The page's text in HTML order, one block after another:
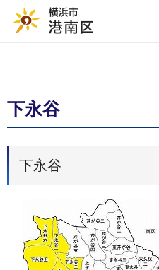
下永谷
下永谷